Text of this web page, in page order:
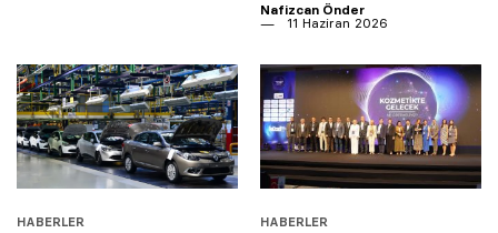
Nafizcan Önder
11 Haziran 2026
HABERLER HABERLER